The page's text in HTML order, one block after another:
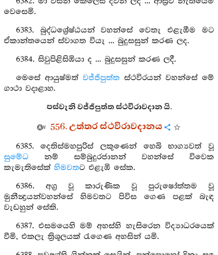
වෙසෙමි.
6383. බුද්ධශ්‍රේෂ්ඨයන් වහන්සේ වෙතැ එළැඹීම මට
ඒකාන්තයෙන් ස්වාගත වියැ ... බුදුසසුන් කරණ ලද.
6384. සිවුපිළිසිඹියා ද ... බුදුසසුන් කරණ ලදී.
මෙසේ ආයුෂ්මත් වජ්ජිපුත්ත ස්ථවිරයන් වහන්සේ මේ
ගාථා වදාළාහ.
පස්වැනි වජ්ජිපුත්ත ස්ථවිරාවදාන යි.
556. උත්තර ස්ථවිරාවදානය
6385. දෙතිස්මහපුරිස් ලකුණෙන් හෙබි භාග්‍යවත් වූ
සුමේධ නම් සම්බුදුරජානන් වහන්සේ විවෙක
කැමැතිසේක් හිමවතට එළැඹි සේක.
6386. අග්‍ර වූ කාරුණික වූ පුරුෂෝත්තම වූ
මුනීන්‍ද්‍රයන්වහන්සේ හිමවතට පිවිස ගෙණ පළක් බැඳ
වැඩහුන් සේකි.
6387. එසමයෙහි මම් අහස්හි හැසිරෙන විද්‍යාධරයෙක්
වීමි, එකලැ ත්‍රිශූලයක් රැගෙණ අහසින් යමි.